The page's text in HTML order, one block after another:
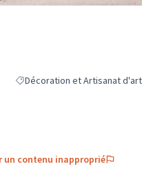
Filtrer les résultats de la
Décoration et Artisanat d'art
un contenu inapproprié